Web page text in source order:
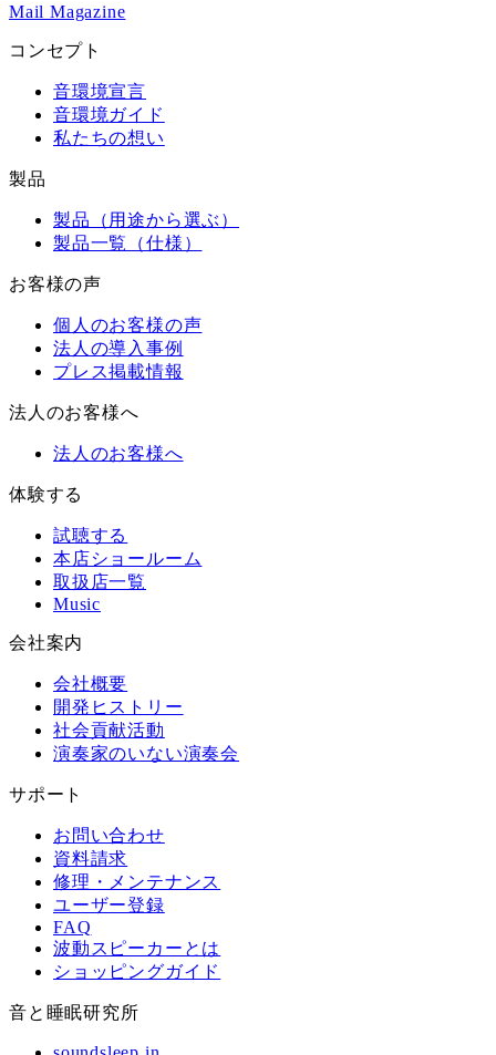
Mail Magazine
コンセプト
音環境宣言
音環境ガイド
私たちの想い
製品
製品（用途から選ぶ）
製品一覧（仕様）
お客様の声
個人のお客様の声
法人の導入事例
プレス掲載情報
法人のお客様へ
法人のお客様へ
体験する
試聴する
本店ショールーム
取扱店一覧
Music
会社案内
会社概要
開発ヒストリー
社会貢献活動
演奏家のいない演奏会
サポート
お問い合わせ
資料請求
修理・メンテナンス
ユーザー登録
FAQ
波動スピーカーとは
ショッピングガイド
音と睡眠研究所